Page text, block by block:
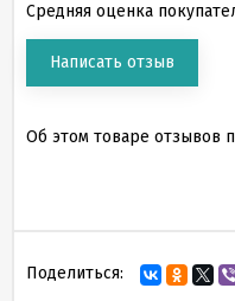
Средняя оценка
Написать отзыв
Об этом товаре отзывов
Поделиться: